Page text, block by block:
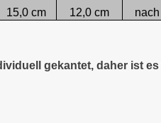
15,0 cm 12,0 cm nach
gekantet, daher ist